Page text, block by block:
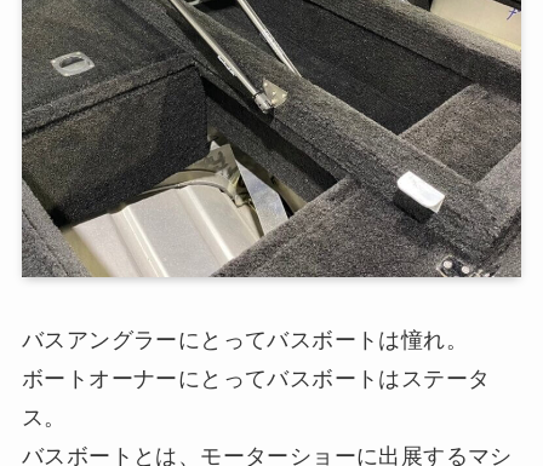
バスアングラーにとってバスボートは憧れ。
ボートオーナーにとってバスボートはステータ
ス。
バスボートとは、モーターショーに出展するマシ